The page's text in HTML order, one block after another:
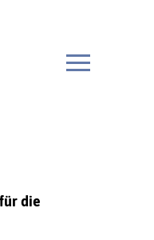
die